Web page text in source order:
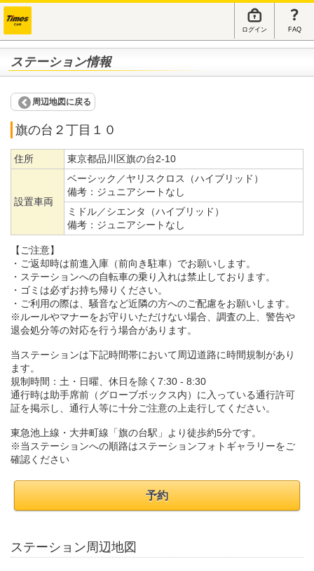
ログイン FAQ
ステーション情報
周辺地図に戻る
旗の台２丁目１０
住所 東京都品川区旗の台2-10
設置車両
ベーシック／ヤリスクロス（ハイブリッド）
備考： ジュニアシートなし
ミドル／シエンタ（ハイブリッド）
備考： ジュニアシートなし
【ご注意】
・ご返却時は前進入庫（前向き駐車）でお願いします。
・ステーションへの自転車の乗り入れは禁止しております。
・ゴミは必ずお持ち帰りください。
・ご利用の際は、騒音など近隣の方へのご配慮をお願いします。
※ルールやマナーをお守りいただけない場合、調査の上、警告や
退会処分等の対応を行う場合があります。
当ステーションは下記時間帯において周辺道路に時間規制があり
ます。
規制時間：土・日曜、休日を除く7:30 - 8:30
通行時は助手席前（グローブボックス内）に入っている通行許可
証を掲示し、通行人等に十分ご注意の上走行してください。
東急池上線・大井町線「旗の台駅」より徒歩約5分です。
※当ステーションへの順路はステーションフォトギャラリーをご
確認ください
予約
ステーション周辺地図